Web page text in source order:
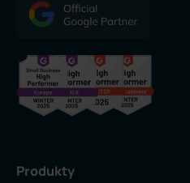
Produkty